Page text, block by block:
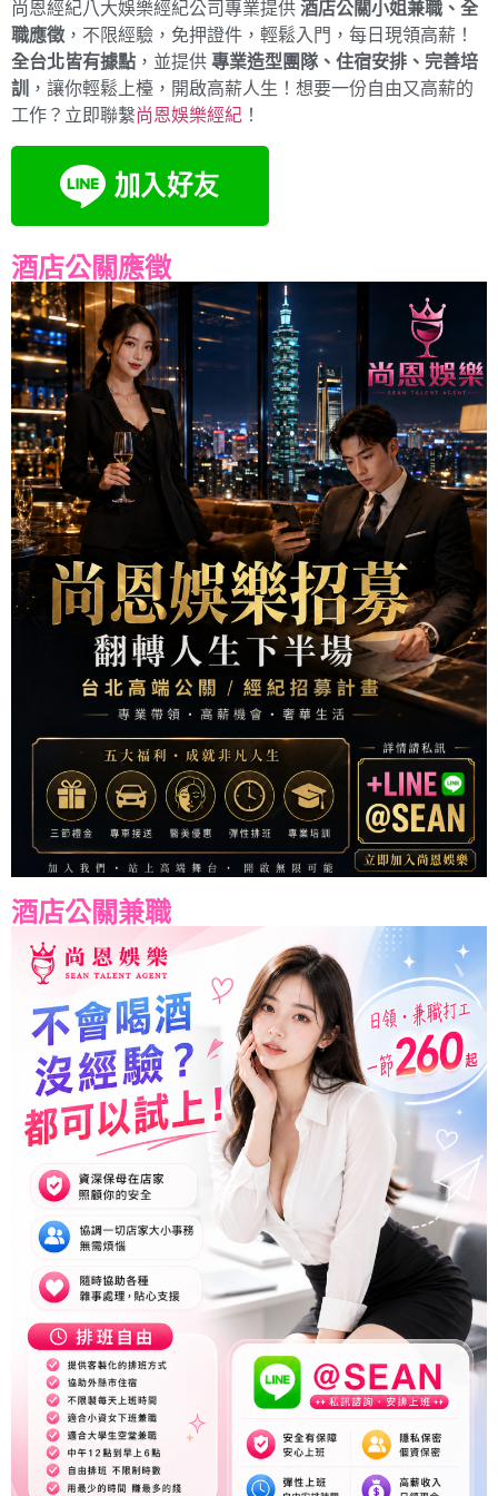
尚恩經紀八大娛樂經紀公司專業提供 酒店公關小姐兼職、全
職應徵 ，不限經驗，免押證件，輕鬆入門，每日現領高薪！
全台北皆有據點 ，並提供 專業造型團隊、住宿安排、完善培
訓
，讓你輕鬆上檯，開啟高薪人生！想要一份自由又高薪的
工作？立即聯繫尚恩娛樂經紀 ！
酒店公關應徵
酒店公關兼職